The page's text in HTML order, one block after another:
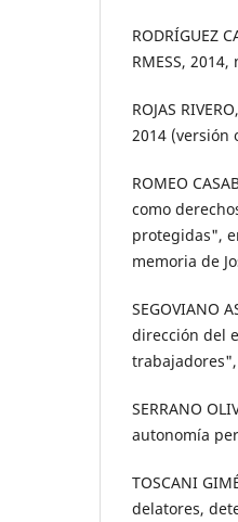
RODRÍGUEZ
RMESS, 2014,
ROJAS
2014 (versión
ROMEO
como
protegidas",
memoria de
SEGOVIANO
dirección del
trabajadores",
SERRANO
autonomía
TOSCANI
delatores,